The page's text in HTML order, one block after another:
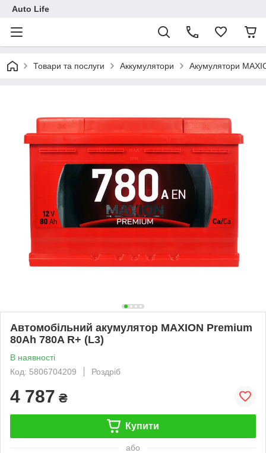
Auto Life
Товари та послуги Аккумулятори Акумулятори
Автомобільний акумулятор MAXION Premium
80Аh 780A R+ (L3)
В наявності
Код: 5806704209
Роздріб
4 787 ₴
Купити
або